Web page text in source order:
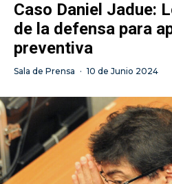
Caso Daniel Jadue:
de la defensa para
preventiva
Sala de Prensa · 10 de Junio 2024